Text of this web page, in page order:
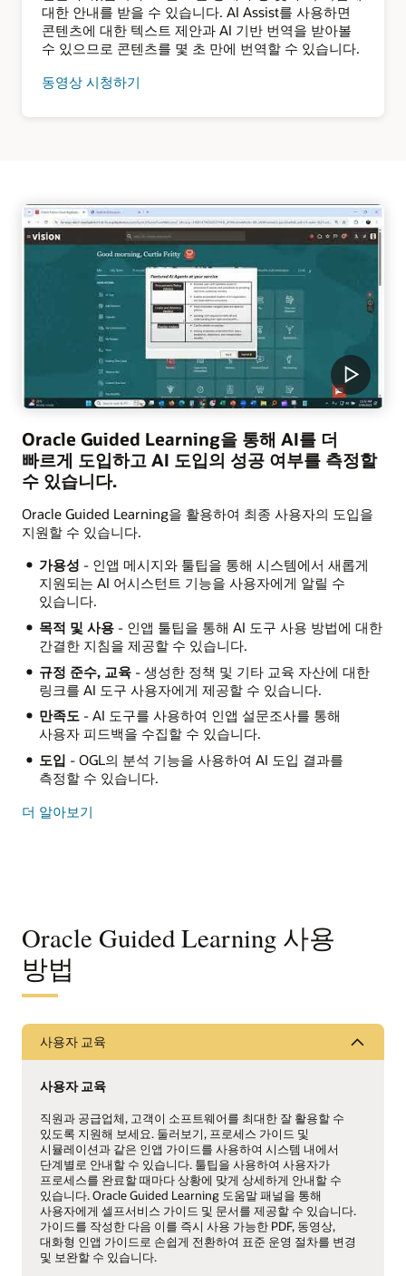
대한 안내를 받을 수 있습니다. AI Assist를 사용하면
콘텐츠에 대한 텍스트 제안과 AI 기반 번역을 받아볼
수 있으므로 콘텐츠를 몇 초 만에 번역할 수 있습니다.
동영상 시청하기
Oracle Guided Learning을 통해 AI를 더
빠르게 도입하고 AI 도입의 성공 여부를 측정할
수 있습니다.
Oracle Guided Learning을 활용하여 최종 사용자의 도입을
지원할 수 있습니다.
가용성 - 인앱 메시지와 툴팁을 통해 시스템에서 새롭게
지원되는 AI 어시스턴트 기능을 사용자에게 알릴 수
있습니다.
목적 및 사용- 인앱 툴팁을 통해 AI 도구 사용 방법에 대한
간결한 지침을 제공할 수 있습니다.
규정 준수, 교육- 생성한 정책 및 기타 교육 자산에 대한
링크를 AI 도구 사용자에게 제공할 수 있습니다.
만족도- AI 도구를 사용하여 인앱 설문조사를 통해
사용자 피드백을 수집할 수 있습니다.
도입 - OGL의 분석 기능을 사용하여 AI 도입 결과를
측정할 수 있습니다.
더 알아보기
Oracle Guided Learning 사용
방법
사용자 교육
사용자 교육
직원과 공급업체, 고객이 소프트웨어를 최대한 잘 활용할 수
있도록 지원해 보세요. 둘러보기, 프로세스 가이드 및
시뮬레이션과 같은 인앱 가이드를 사용하여 시스템 내에서
단계별로 안내할 수 있습니다. 툴팁을 사용하여 사용자가
프로세스를 완료할 때마다 상황에 맞게 상세하게 안내할 수
있습니다. Oracle Guided Learning 도움말 패널을 통해
사용자에게 셀프서비스 가이드 및 문서를 제공할 수 있습니다.
가이드를 작성한 다음 이를 즉시 사용 가능한 PDF, 동영상,
대화형 인앱 가이드로 손쉽게 전환하여 표준 운영 절차를 변경
및 보완할 수 있습니다.